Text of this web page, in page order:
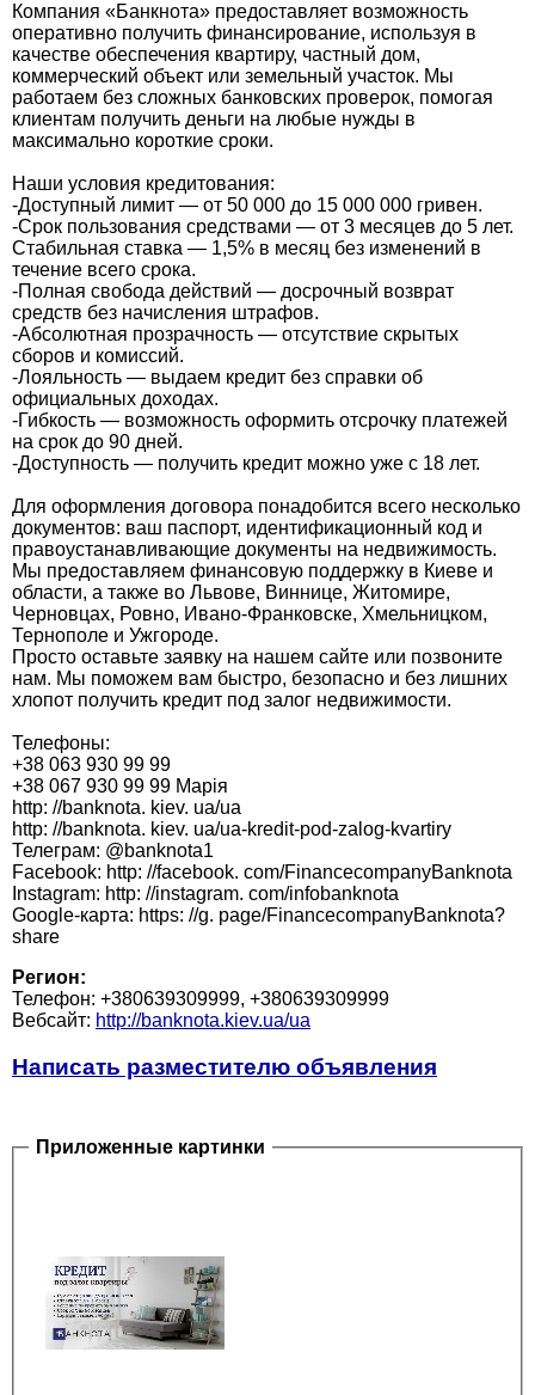
Компания «Банкнота» предоставляет возможность
оперативно получить финансирование, используя в
качестве обеспечения квартиру, частный дом,
коммерческий объект или земельный участок. Мы
работаем без сложных банковских проверок, помогая
клиентам получить деньги на любые нужды в
максимально короткие сроки.
Наши условия кредитования:
-Доступный лимит — от 50 000 до 15 000 000 гривен.
-Срок пользования средствами — от 3 месяцев до 5 лет.
Стабильная ставка — 1,5% в месяц без изменений в
течение всего срока.
-Полная свобода действий — досрочный возврат
средств без начисления штрафов.
-Абсолютная прозрачность — отсутствие скрытых
сборов и комиссий.
-Лояльность — выдаем кредит без справки об
официальных доходах.
-Гибкость — возможность оформить отсрочку платежей
на срок до 90 дней.
-Доступность — получить кредит можно уже с 18 лет.
Для оформления договора понадобится всего несколько
документов: ваш паспорт, идентификационный код и
правоустанавливающие документы на недвижимость.
Мы предоставляем финансовую поддержку в Киеве и
области, а также во Львове, Виннице, Житомире,
Черновцах, Ровно, Ивано-Франковске, Хмельницком,
Тернополе и Ужгороде.
Просто оставьте заявку на нашем сайте или позвоните
нам. Мы поможем вам быстро, безопасно и без лишних
хлопот получить кредит под залог недвижимости.
Телефоны:
+38 063 930 99 99
+38 067 930 99 99 Марія
http: //banknota. kiev. ua/ua
http: //banknota. kiev. ua/ua-kredit-pod-zalog-kvartiry
Телеграм: @banknota1
Facebook: http: //facebook. com/FinancecompanyBanknota
Instagram: http: //instagram. com/infobanknota
Google-карта: https: //g. page/FinancecompanyBanknota?
share
Регион:
Телефон: +380639309999, +380639309999
Вебсайт: http://banknota.kiev.ua/ua
Написать разместителю объявления
Приложенные картинки